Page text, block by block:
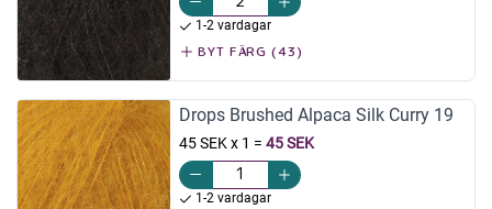
1-2 vardagar
BYT FÄRG (43)
Drops Brushed Alpaca Silk Curry 19
45 SEK x 1 = 45 SEK
1-2 vardagar